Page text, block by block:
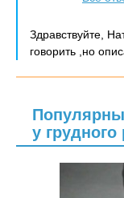
Здравствуйте,
говорить ,но
у грудного